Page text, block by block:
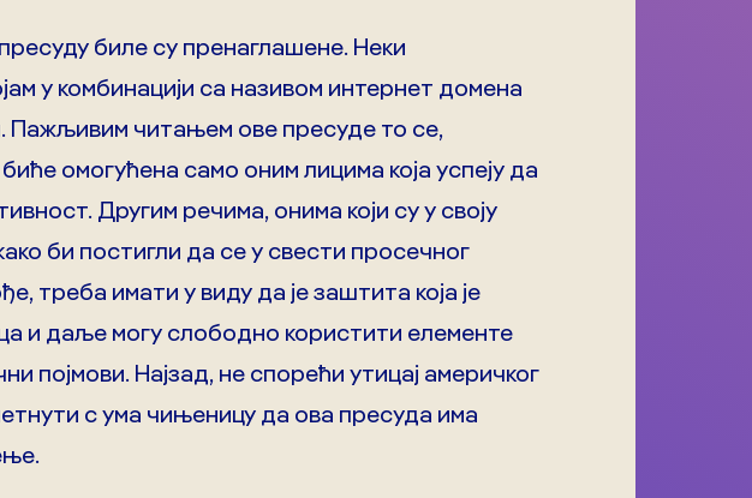
биле су пренаглашене. Неки
у комбинацији са називом интернет домена
Пажљивим читањем ове пресуде то се,
омогућена само оним лицима која успеју да
Другим речима, онима који су у своју
би постигли да се у свести просечног
треба имати у виду да је заштита која је
и даље могу слободно користити елементе
појмови. Најзад, не спорећи утицај америчког
с ума чињеницу да ова пресуда има